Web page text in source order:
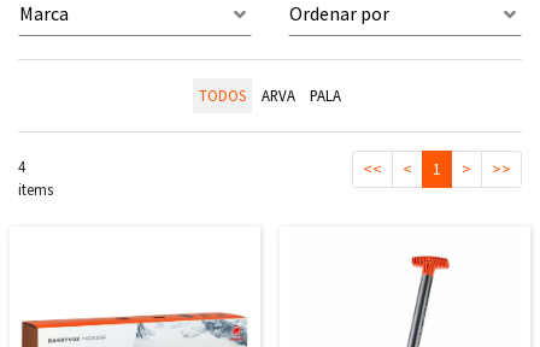
Marca
Ordenar por
TODOS ARVA PALA
4
items
<< < 1 > >>